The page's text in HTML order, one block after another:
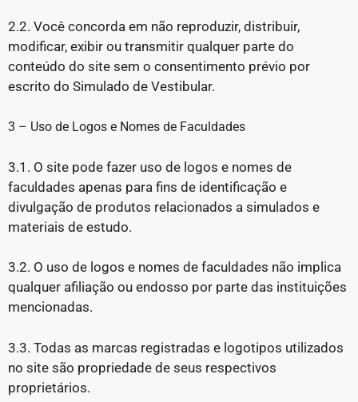
2.2. Você concorda em não reproduzir, distribuir,
modificar, exibir ou transmitir qualquer parte do
conteúdo do site sem o consentimento prévio por
escrito do Simulado de Vestibular.
3 – Uso de Logos e Nomes de Faculdades
3.1. O site pode fazer uso de logos e nomes de
faculdades apenas para fins de identificação e
divulgação de produtos relacionados a simulados e
materiais de estudo.
3.2. O uso de logos e nomes de faculdades não implica
qualquer afiliação ou endosso por parte das instituições
mencionadas.
3.3. Todas as marcas registradas e logotipos utilizados
no site são propriedade de seus respectivos
proprietários.